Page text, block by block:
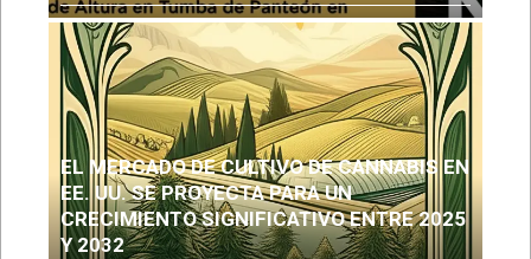
EL MERCADO DE CULTIVO DE CANNABIS EN
EE. UU. SE PROYECTA PARA UN
CRECIMIENTO SIGNIFICATIVO ENTRE 2025
Y 2032